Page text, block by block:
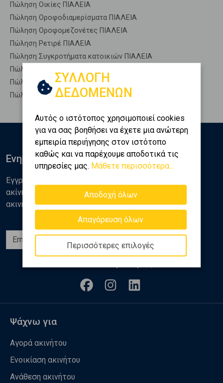
Πώληση Οικίες ΠΙΑΛΕΙΑ
Πώληση Οροφοδιαμερίσματα ΠΙΑΛΕΙΑ
Πώληση Οροφομεζονέτες ΠΙΑΛΕΙΑ
Πώληση Ρετιρέ ΠΙΑΛΕΙΑ
Πώληση Συγκροτήματα κατοικιών ΠΙΑΛΕΙΑ
Πώληση Υπόγεια ΠΙΑΛΕΙΑ
Πώληση Υπόσκαφα ΠΙΑΛΕΙΑ
Πώληση Υπολ. υψουν ΠΙΑΛΕΙΑ
ΣΥΛΛΟΓΗ
ΔΕΔΟΜΕΝΩΝ
Αυτός ο ιστότοπος χρησιμοποιεί cookies
για να σας βοηθήσει να έχετε μια ανώτερη
εμπειρία περιήγησης στον ιστότοπο
καθώς και να παρέχουμε αποδοτικά τις
υπηρεσίες μας. Μάθετε περισσότερα...
Αποδοχή όλων
Απαγόρευση όλων
Περισσότερες επιλογές
Ενημερωθείτε
Εγγραφείτε στο newsletter της Golden Home για νέα
ακίνητα, αναλύσεις και διάφορα θέματα της αγοράς
ακινήτων
Ψάχνω για
Αγορά ακινήτου
Ενοικίαση ακινήτου
Ανάθεση ακινήτου